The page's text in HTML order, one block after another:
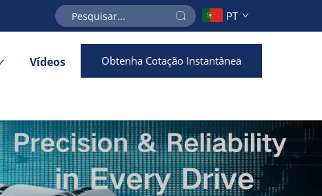
PT
Vídeos Obtenha Cotação Instantânea